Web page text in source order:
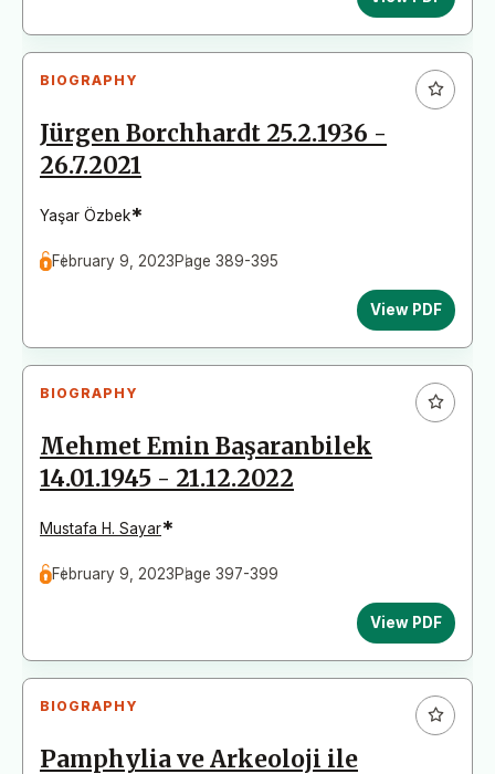
BIOGRAPHY
Jürgen Borchhardt 25.2.1936 -
26.7.2021
Yaşar Özbek*
February 9, 2023Page 389-395
View PDF
BIOGRAPHY
Mehmet Emin Başaranbilek
14.01.1945 - 21.12.2022
Mustafa H. Sayar*
February 9, 2023Page 397-399
View PDF
BIOGRAPHY
Pamphylia ve Arkeoloji ile